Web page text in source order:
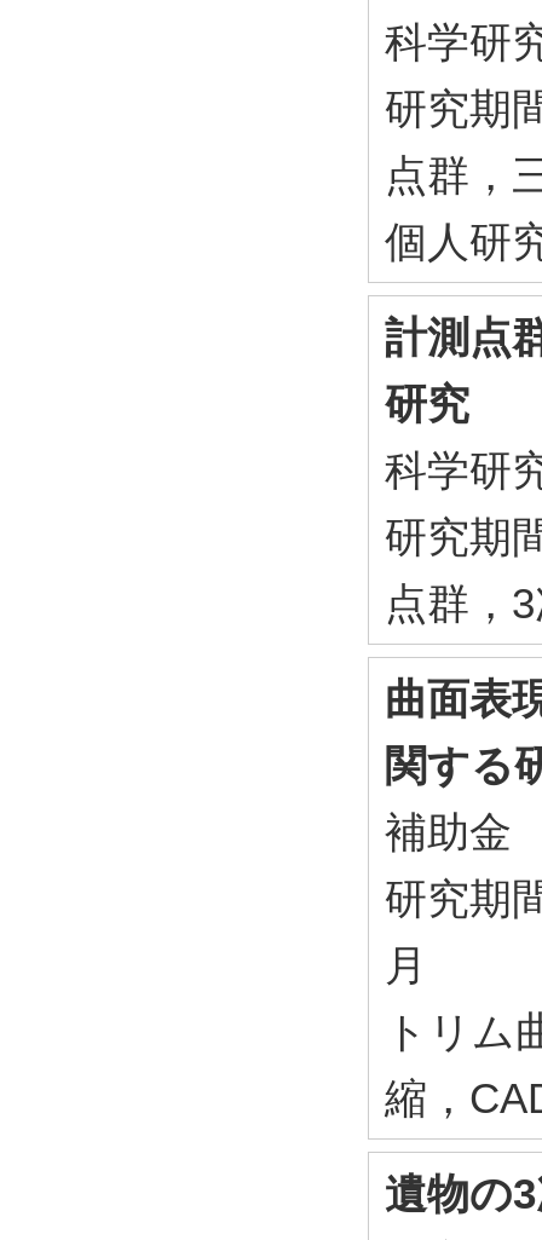
科学研
研究期
点群，
個人研
計測点
研究
科学研
研究期
点群，
曲面表
関する
補助金
研究期
月
トリム
縮，
遺物の